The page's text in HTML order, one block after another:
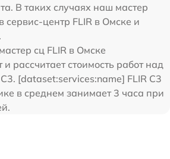
В таких случаях наш мастер
сервис-центр FLIR в Омске и
сц FLIR в Омске
и рассчитает стоимость работ над
[dataset:services:name] FLIR С3
в среднем занимает 3 часа при